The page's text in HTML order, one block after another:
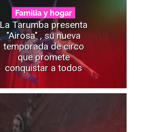
Familia y hogar
La Tarumba presenta
"Airosa" , su nueva
temporada de circo
que promete
conquistar a todos